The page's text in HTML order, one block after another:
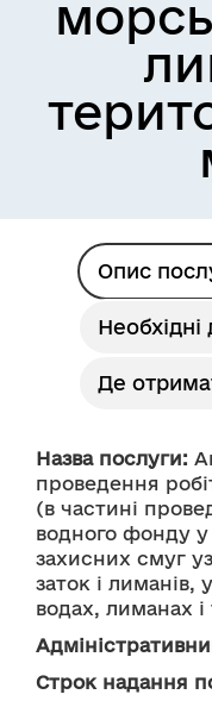
Опис
Де
Назва послуги:
проведення
(в частині
водного фонду
захисних смуг
заток і лиманів,
водах, лиманах
Строк надання